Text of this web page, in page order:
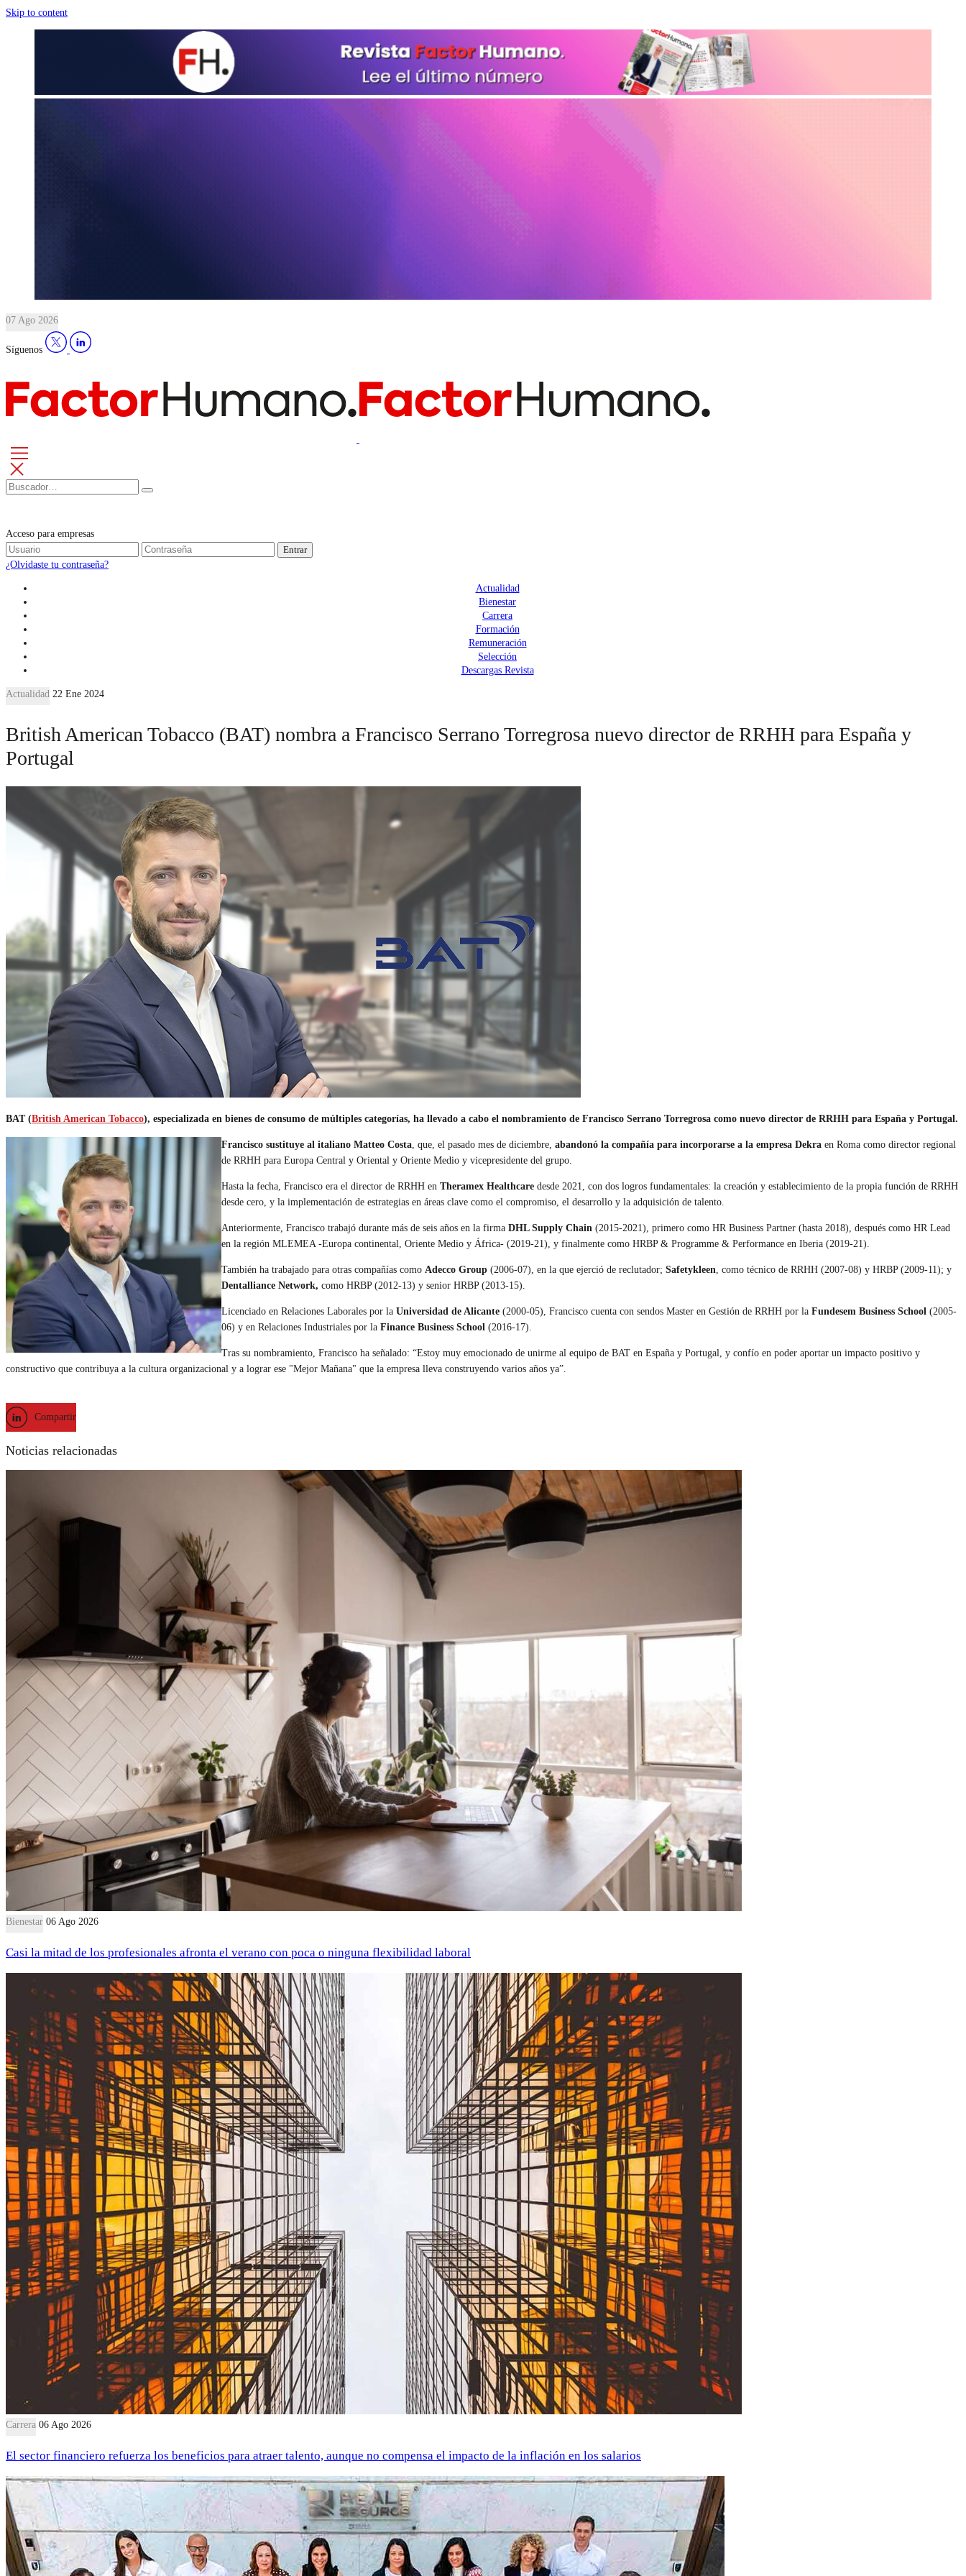
Skip to content
07 Ago 2026
Síguenos
Acceso para empresas
Entrar
¿Olvidaste tu contraseña?
Actualidad
Bienestar
Carrera
Formación
Remuneración
Selección
Descargas Revista
Actualidad 22 Ene 2024
British American Tobacco (BAT) nombra a Francisco Serrano Torregrosa nuevo director de RRHH para España y
Portugal
BAT (British American Tobacco), especializada en bienes de consumo de múltiples categorías, ha llevado a cabo el nombramiento de Francisco Serrano Torregrosa como nuevo director de RRHH para España y Portugal.
Francisco sustituye al italiano Matteo Costa , que, el pasado mes de diciembre, abandonó la compañía para incorporarse a la empresa Dekra en Roma como director regional
de RRHH para Europa Central y Oriental y Oriente Medio y vicepresidente del grupo.
Hasta la fecha, Francisco era el director de RRHH en Theramex Healthcare desde 2021, con dos logros fundamentales: la creación y establecimiento de la propia función de RRHH
desde cero, y la implementación de estrategias en áreas clave como el compromiso, el desarrollo y la adquisición de talento.
Anteriormente, Francisco trabajó durante más de seis años en la firma DHL Supply Chain (2015-2021), primero como HR Business Partner (hasta 2018), después como HR Lead
en la región MLEMEA -Europa continental, Oriente Medio y África- (2019-21), y finalmente como HRBP & Programme & Performance en Iberia (2019-21).
También ha trabajado para otras compañías como Adecco Group (2006-07), en la que ejerció de reclutador; Safetykleen , como técnico de RRHH (2007-08) y HRBP (2009-11); y
Dentalliance Network, como HRBP (2012-13) y senior HRBP (2013-15).
Licenciado en Relaciones Laborales por la Universidad de Alicante (2000-05), Francisco cuenta con sendos Master en Gestión de RRHH por la Fundesem Business School (2005-
06) y en Relaciones Industriales por la Finance Business School (2016-17).
Tras su nombramiento, Francisco ha señalado: “Estoy muy emocionado de unirme al equipo de BAT en España y Portugal, y confío en poder aportar un impacto positivo y
constructivo que contribuya a la cultura organizacional y a lograr ese "Mejor Mañana" que la empresa lleva construyendo varios años ya”.
Compartir
Noticias relacionadas
Bienestar 06 Ago 2026
Casi la mitad de los profesionales afronta el verano con poca o ninguna flexibilidad laboral
Carrera 06 Ago 2026
El sector financiero refuerza los beneficios para atraer talento, aunque no compensa el impacto de la inflación en los salarios